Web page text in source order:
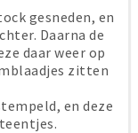
gesneden, en
Daarna de
daar weer op
zitten
en deze